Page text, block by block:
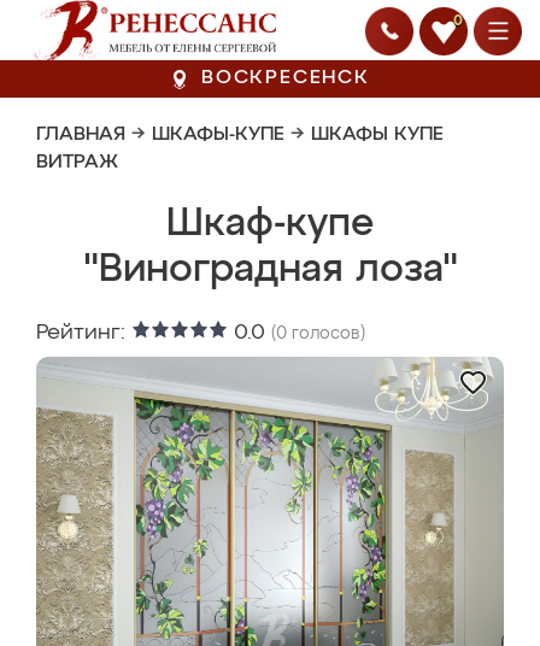
0
ВОСКРЕСЕНСК
ГЛАВНАЯ → ШКАФЫ-КУПЕ → ШКАФЫ КУПЕ
ВИТРАЖ
Шкаф-купе
"Виноградная лоза"
Рейтинг: 0.0 (0 голосов)